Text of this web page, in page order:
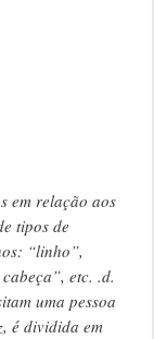
​​em relação aos
tipos de
“linho”,
etc. .d.
uma pessoa
é dividida em